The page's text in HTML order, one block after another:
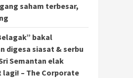
saham terbesar,
bakal
digesa siasat & serbu
Semantan elak
– The Corporate